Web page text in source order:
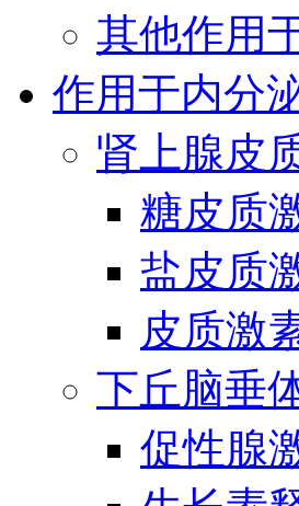
其他作用
作用于内分
肾上腺皮
糖皮质
盐皮质
皮质激
下丘脑垂
促性腺